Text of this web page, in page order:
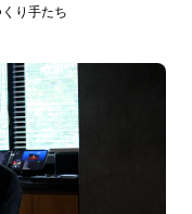
り手たち